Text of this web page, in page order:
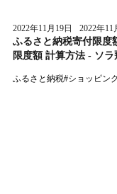
2022年11月19日 2022年11
ふるさと納税寄付限度
限度額 計算方法 - ソラ
ふるさと納税#ショッピン